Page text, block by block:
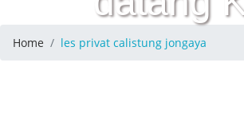
Home les privat calistung jongaya